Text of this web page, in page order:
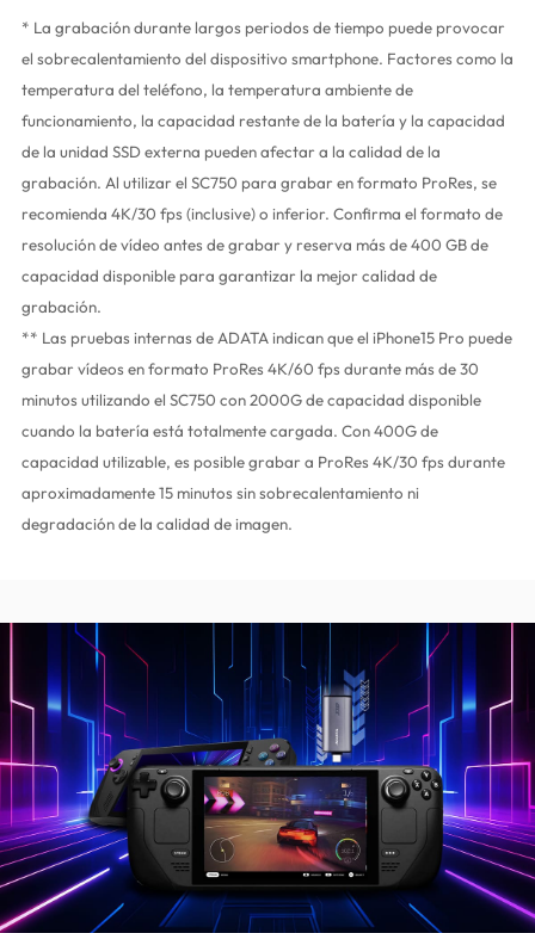
* La grabación durante largos periodos de tiempo puede provocar
el sobrecalentamiento del dispositivo smartphone. Factores como la
temperatura del teléfono, la temperatura ambiente de
funcionamiento, la capacidad restante de la batería y la capacidad
de la unidad SSD externa pueden afectar a la calidad de la
grabación. Al utilizar el SC750 para grabar en formato ProRes, se
recomienda 4K/30 fps (inclusive) o inferior. Confirma el formato de
resolución de vídeo antes de grabar y reserva más de 400 GB de
capacidad disponible para garantizar la mejor calidad de
grabación.
** Las pruebas internas de ADATA indican que el iPhone15 Pro puede
grabar vídeos en formato ProRes 4K/60 fps durante más de 30
minutos utilizando el SC750 con 2000G de capacidad disponible
cuando la batería está totalmente cargada. Con 400G de
capacidad utilizable, es posible grabar a ProRes 4K/30 fps durante
aproximadamente 15 minutos sin sobrecalentamiento ni
degradación de la calidad de imagen.